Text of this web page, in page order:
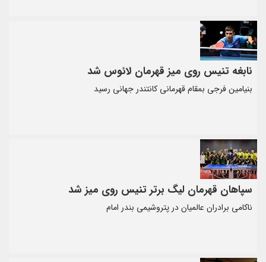
نابغه تنیس روی میز قهرمان لائوس شد
بنیامین فرجی بمقام قهرمانی کانتندر جهانی رسید
سپاهان قهرمان لیگ برتر تنیس روی میز شد
ناکامی برادران عالمیان در پتروشیمی بندر امام